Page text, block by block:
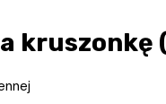
kruszonkę